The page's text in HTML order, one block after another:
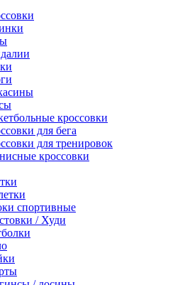
кроссовки
для бега
для тренировок
кроссовки
спортивные
/ Худи